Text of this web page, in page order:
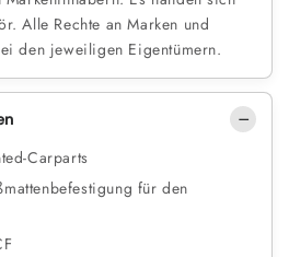
Alle Rechte an Marken und
den jeweiligen Eigentümern.
Carparts
für den